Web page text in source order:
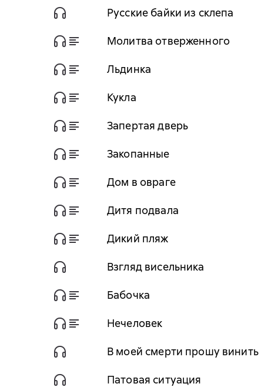
Русские байки из склепа
Молитва отверженного
Льдинка
Кукла
Запертая дверь
Закопанные
Дом в овраге
Дитя подвала
Дикий пляж
Взгляд висельника
Бабочка
Нечеловек
В моей смерти прошу винить
Патовая ситуация